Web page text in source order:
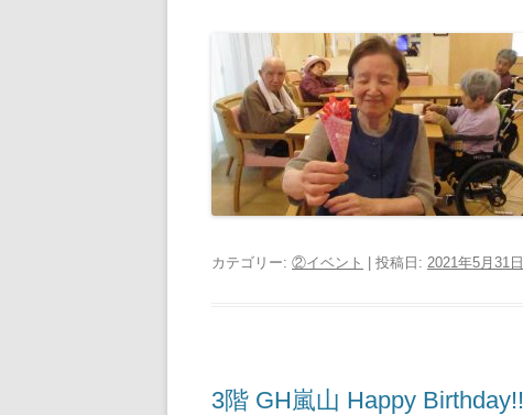
カテゴリー: ②イベント | 投稿日: 2021年5月31日
3階 GH嵐山 Happy Birthday!!